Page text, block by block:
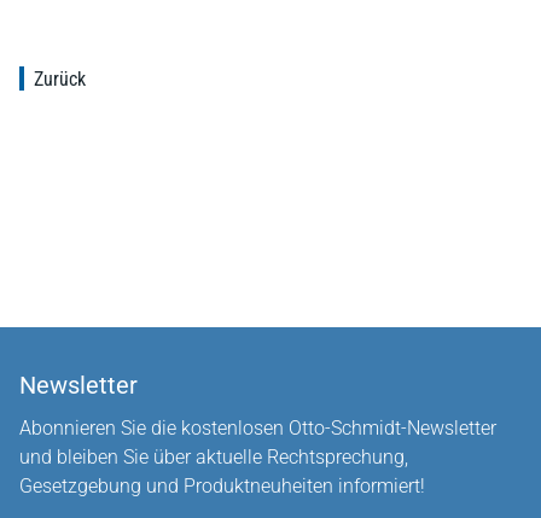
Zurück
Newsletter
Abonnieren Sie die kostenlosen Otto-Schmidt-Newsletter
und bleiben Sie über aktuelle Rechtsprechung,
Gesetzgebung und Produktneuheiten informiert!